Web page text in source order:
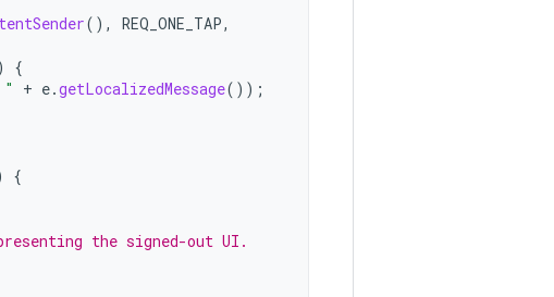
(), REQ_ONE_TAP,
{
" + e.getLocalizedMessage());
{
the signed-out UI.